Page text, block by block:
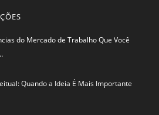
do Mercado de Trabalho Que Você
Quando a Ideia É Mais Importante